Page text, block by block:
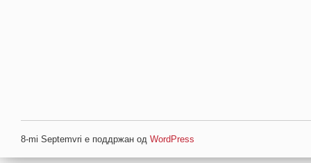
8-mi Septemvri е поддржан од WordPress